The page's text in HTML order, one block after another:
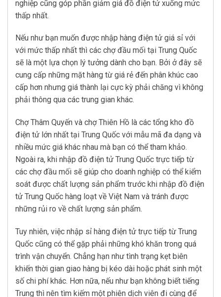
nghiệp cũng góp phần giảm giá đồ điện tử xuống mức
thấp nhất.
Nếu như bạn muốn được nhập hàng điện tử giá sỉ với
với mức thấp nhất thì các chợ đầu mối tại Trung Quốc
sẽ là một lựa chọn lý tưởng dành cho bạn. Bởi ở đây sẽ
cung cấp những mặt hàng từ giá rẻ đến phân khúc cao
cấp hơn nhưng giá thành lại cực kỳ phải chăng vì không
phải thông qua các trung gian khác.
Chợ Thâm Quyến và chợ Thiên Hồ là các tổng kho đồ
điện tử lớn nhất tại Trung Quốc với mẫu mã đa dạng và
nhiều mức giá khác nhau mà bạn có thể tham khảo.
Ngoài ra, khi nhập đồ điện tử Trung Quốc trực tiếp từ
các chợ đầu mối sẽ giúp cho doanh nghiệp có thể kiểm
soát được chất lượng sản phẩm trước khi nhập đồ điện
tử Trung Quốc hàng loạt về Việt Nam và tránh được
những rủi ro về chất lượng sản phẩm.
Tuy nhiên, việc nhập sỉ hàng điện tử trực tiếp từ Trung
Quốc cũng có thể gặp phải những khó khăn trong quá
trình vận chuyển. Chẳng hạn như tình trạng kẹt biên
khiến thời gian giao hàng bị kéo dài hoặc phát sinh một
số chi phí khác. Hơn nữa, nếu như bạn không biết tiếng
Trung thì nên tìm kiếm một phiên dịch viên đi cùng để